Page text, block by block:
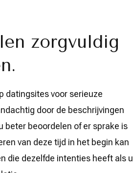
zorgvuldig
datingsites voor serieuze
door de beschrijvingen
beter beoordelen of er sprake is
van deze tijd in het begin kan
die dezelfde intenties heeft als u